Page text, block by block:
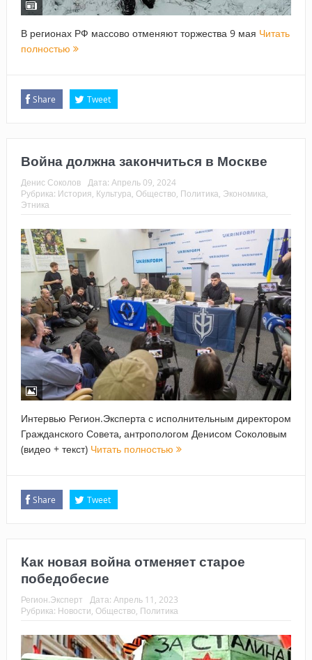
В регионах РФ массово отменяют торжества 9 мая Читать
полностью
Share Tweet
Война должна закончиться в Москве
Денис Соколов Дата: Апрель 09, 2024
Рубрика: История Культура Общество Политика Экономика
Этника
Интервью Регион.Эксперта с исполнительным директором
Гражданского Совета, антропологом Денисом Соколовым
(видео + текст) Читать полностью
Share Tweet
Как новая война отменяет старое
победобесие
Регион.Эксперт Дата: Апрель 11, 2023
Рубрика: Новости, Общество, Политика